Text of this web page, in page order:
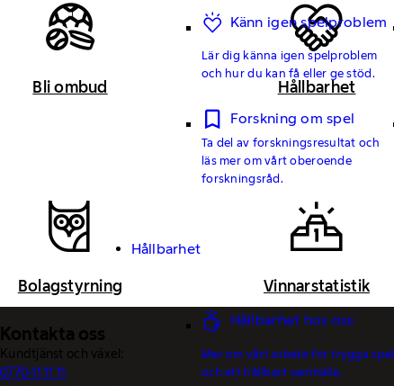
Känn igen spelproblem
Lär dig känna igen spelproblem
och hur du kan få eller ge stöd.
Forskning om spel
Ta del av forskningsresultat och
läs mer om vårt oberoende
forskningsråd.
Hållbarhet
Hållbarhet hos oss
Mer om vårt arbete för trygga spel
och ett hållbart samhälle.
Bli ombud Hållbarhet
Bolagstyrning Vinnarstatistik
Kontakta oss
Kundtjänst och växel:
0770-11 11 11